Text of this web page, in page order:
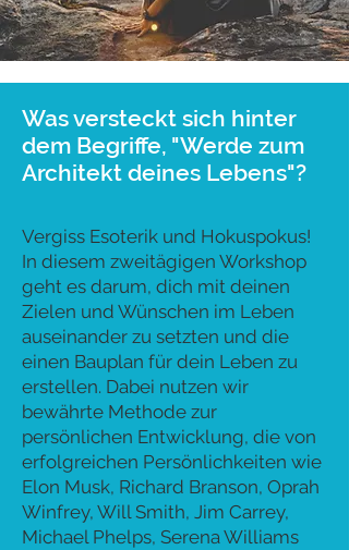
Was versteckt sich hinter
dem Begriffe, "Werde zum
Architekt deines Lebens"?
Vergiss Esoterik und Hokuspokus!
In diesem zweitägigen Workshop
geht es darum, dich mit deinen
Zielen und Wünschen im Leben
auseinander zu setzten und die
einen Bauplan für dein Leben zu
erstellen. Dabei nutzen wir
bewährte Methode zur
persönlichen Entwicklung, die von
erfolgreichen Persönlichkeiten wie
Elon Musk, Richard Branson, Oprah
Winfrey, Will Smith, Jim Carrey,
Michael Phelps, Serena Williams